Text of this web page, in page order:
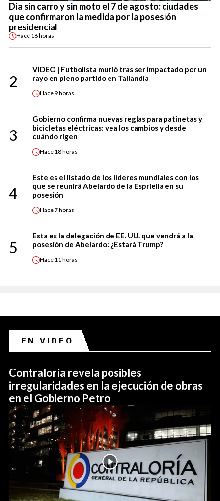
Día sin carro y sin moto el 7 de agosto: ciudades
que confirmaron la medida por la posesión
presidencial
Hace 16 horas
2
VIDEO | Futbolista murió tras ser impactado por un
rayo en pleno partido en Tailandia
Hace 9 horas
3
Gobierno confirma nuevas reglas para patinetas y
bicicletas eléctricas: vea los cambios y desde
cuándo rigen
Hace 18 horas
4
Este es el listado de los líderes mundiales con los
que se reunirá Abelardo de la Espriella en su
posesión
Hace7 horas
5
Esta es la delegación de EE. UU. que vendrá a la
posesión de Abelardo: ¿Estará Trump?
Hace 11 horas
EN VIDEO
Contraloría revela posibles
irregularidades en la ejecución de obras
en el Gobierno Petro